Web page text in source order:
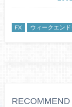
FX ウィークエン
RECOMMEND